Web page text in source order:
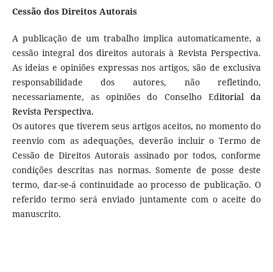
Cessão dos Direitos Autorais
A publicação de um trabalho implica automaticamente, a
cessão integral dos direitos autorais à Revista Perspectiva.
As ideias e opiniões expressas nos artigos, são de exclusiva
responsabilidade dos autores, não refletindo,
necessariamente, as opiniões do Conselho Editorial da
Revista Perspectiva.
Os autores que tiverem seus artigos aceitos, no momento do
reenvio com as adequações, deverão incluir o Termo de
Cessão de Direitos Autorais assinado por todos, conforme
condições descritas nas normas. Somente de posse deste
termo, dar-se-á continuidade ao processo de publicação. O
referido termo será enviado juntamente com o aceite do
manuscrito.